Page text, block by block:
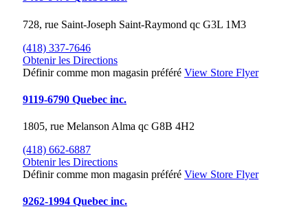
728, rue Saint-Joseph Saint-Raymond qc G3L 1M3
(418) 337-7646
Obtenir les Directions
Définir comme mon magasin préféré View Store Flyer
9119-6790 Quebec inc.
1805, rue Melanson Alma qc G8B 4H2
(418) 662-6887
Obtenir les Directions
Définir comme mon magasin préféré View Store Flyer
9262-1994 Quebec inc.